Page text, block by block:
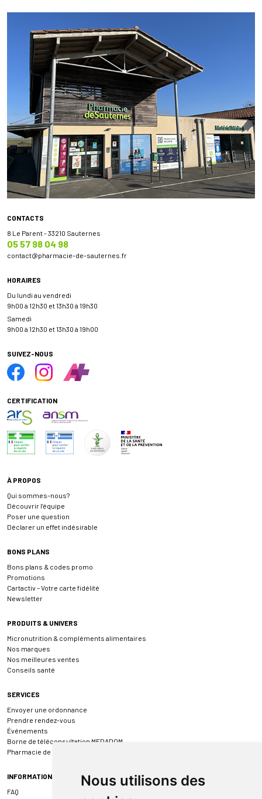
Nous utilisons des
CONTACTS
8 Le Parent - 33210 Sauternes
05 57 98 04 98
contact@pharmacie-de-sauternes.fr
HORAIRES
Du lundi au vendredi
9h00 à 12h30 et 13h30 à 19h30
Samedi
9h00 à 12h30 et 13h30 à 19h00
SUIVEZ-NOUS
CERTIFICATION
À PROPOS
Qui sommes-nous?
Découvrir l’équipe
Poser une question
Déclarer un effet indésirable
BONS PLANS
Bons plans & codes promo
Promotions
Cartactiv – Votre carte fidélité
Newsletter
PRODUITS & UNIVERS
Micronutrition & compléments alimentaires
Nos marques
Nos meilleures ventes
Conseils santé
SERVICES
Envoyer une ordonnance
Prendre rendez-vous
Événements
Borne de téléconsultation MEDADOM
Pharmacie de garde
INFORMATIONS
FAQ